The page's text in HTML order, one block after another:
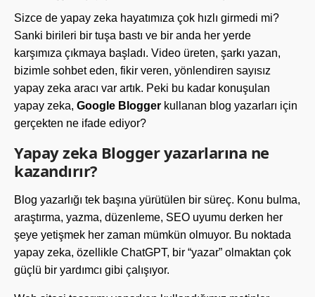
Sizce de yapay zeka hayatımıza çok hızlı girmedi mi?
Sanki birileri bir tuşa bastı ve bir anda her yerde
karşımıza çıkmaya başladı. Video üreten, şarkı yazan,
bizimle sohbet eden, fikir veren, yönlendiren sayısız
yapay zeka aracı var artık. Peki bu kadar konuşulan
yapay zeka, Google Blogger kullanan blog yazarları için
gerçekten ne ifade ediyor?
Yapay zeka Blogger yazarlarına ne
kazandırır?
Blog yazarlığı tek başına yürütülen bir süreç. Konu bulma,
araştırma, yazma, düzenleme, SEO uyumu derken her
şeye yetişmek her zaman mümkün olmuyor. Bu noktada
yapay zeka, özellikle ChatGPT, bir “yazar” olmaktan çok
güçlü bir yardımcı gibi çalışıyor.